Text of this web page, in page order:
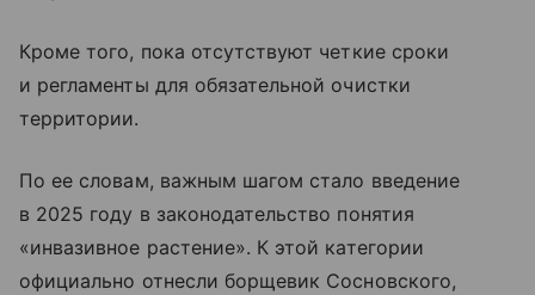
Кроме того, пока отсутствуют четкие сроки
и регламенты для обязательной очистки
территории.
По ее словам, важным шагом стало введение
в 2025 году в законодательство понятия
«инвазивное растение». К этой категории
официально отнесли борщевик Сосновского,